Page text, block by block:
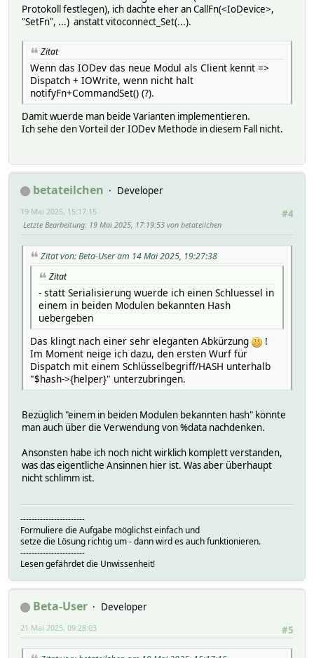
Protokoll festlegen), ich dachte eher an CallFn(<IoDevice>,
"SetFn", ...) anstatt vitoconnect_Set(...).
Zitat
Wenn das IODev das neue Modul als Client kennt =>
Dispatch + IOWrite, wenn nicht halt
notifyFn+CommandSet() (?).
Damit wuerde man beide Varianten implementieren.
Ich sehe den Vorteil der IODev Methode in diesem Fall nicht.
betateilchen
Developer
#4
19 Mai 2025, 15:17:15
Letzte Bearbeitung: 19 Mai 2025, 17:19:53 von betateilchen
Zitat von: Beta-User am 14 Mai 2025, 19:27:38
Zitat
- statt Serialisierung wuerde ich einen Schluessel in
einem in beiden Modulen bekannten Hash
uebergeben
Das klingt nach einer sehr eleganten Abkürzung
!
Im Moment neige ich dazu, den ersten Wurf für
Dispatch mit einem Schlüsselbegriff/HASH unterhalb
"$hash->{helper}" unterzubringen.
Bezüglich "einem in beiden Modulen bekannten hash" könnte
man auch über die Verwendung von %data nachdenken.
Ansonsten habe ich noch nicht wirklich komplett verstanden,
was das eigentliche Ansinnen hier ist. Was aber überhaupt
nicht schlimm ist.
-----------------------
Formuliere die Aufgabe möglichst einfach und
setze die Lösung richtig um - dann wird es auch funktionieren.
-----------------------
Lesen gefährdet die Unwissenheit!
Beta-User
Developer
#5
21 Mai 2025, 09:28:03